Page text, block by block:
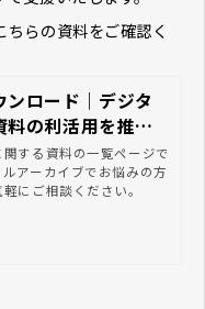
らの資料をご確認く
ンロード｜デジタ
料の利活用を推進
デジアカ
関する資料の一覧ページで
アーカイブでお悩みの方
にご相談ください。